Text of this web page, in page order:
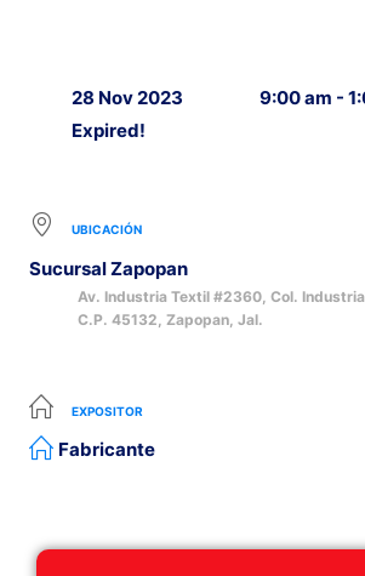
28 Nov 2023
Expired!
9:00 am -
UBICACIÓN
Sucursal Zapopan
Av. Industria Textil #2360, Col.
C.P. 45132, Zapopan, Jal.
EXPOSITOR
Fabricante